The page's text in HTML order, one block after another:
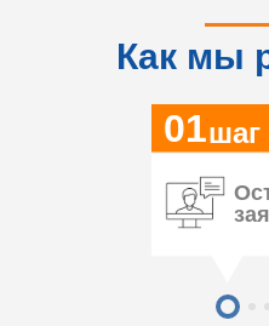
Как мы
01шаг